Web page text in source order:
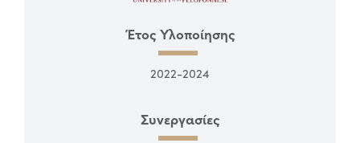
Έτος Υλοποίησης
2022-2024
Συνεργασίες